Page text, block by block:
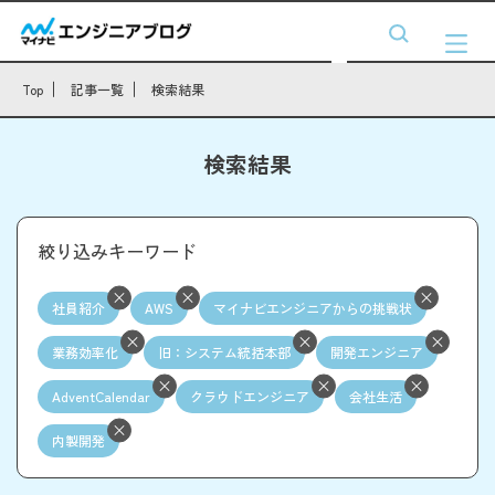
Top 記事一覧 検索結果
検索結果
絞り込みキーワード
社員紹介 AWS マイナビエンジニアからの挑戦状
業務効率化 旧：システム統括本部 開発エンジニア
AdventCalendar クラウドエンジニア 会社生活
内製開発